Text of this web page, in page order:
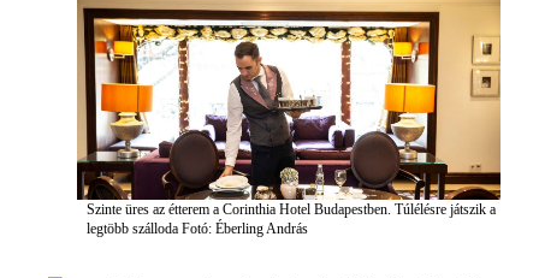
Szinte üres az étterem a Corinthia Hotel Budapestben. Túlélésre játszik a
legtöbb szálloda Fotó: Éberling András